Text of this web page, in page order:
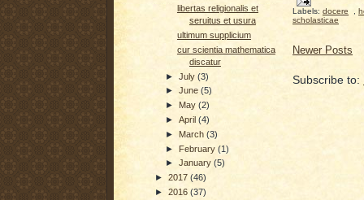
libertas religionalis et
seruitus et usura
ultimum supplicium
cur scientia mathematica
discatur
►July(3)
►June(5)
► May(2)
►April(4)
►March(3)
► February(1)
►January(5)
► 2017 (46)
► 2016 (37)
Labels: docere
scholasticae
Newer Posts
Subscribe to: